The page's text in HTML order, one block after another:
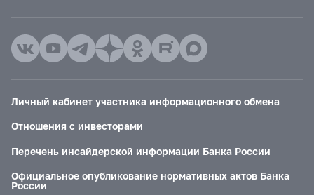
Личный кабинет участника информационного обмена
Отношения с инвесторами
Перечень инсайдерской информации Банка России
Официальное опубликование нормативных актов Банка
России